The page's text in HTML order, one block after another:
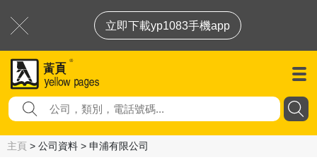
立即下載yp1083手機app
主頁 > 公司資料 > 申浦有限公司